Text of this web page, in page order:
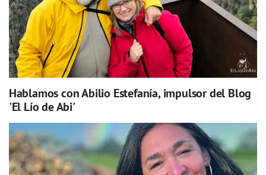
Hablamos con Abilio Estefanía, impulsor del Blog
'El Lío de Abi'